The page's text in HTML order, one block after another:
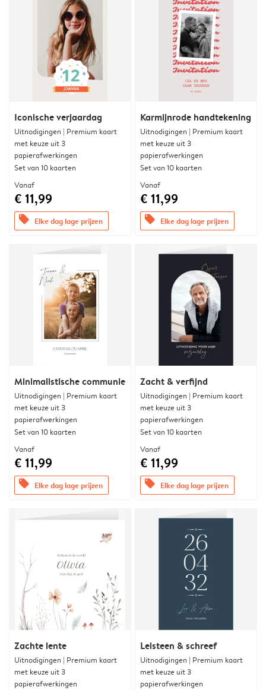
Iconische verjaardag
Uitnodigingen | Premium kaart
met keuze uit 3
papierafwerkingen
Set van 10 kaarten
Vanaf
€ 11,99
offers Elke dag lage prijzen
Karmijnrode handtekening
Uitnodigingen | Premium kaart
met keuze uit 3
papierafwerkingen
Set van 10 kaarten
Vanaf
€ 11,99
offers Elke dag lage prijzen
Minimalistische communie
Uitnodigingen | Premium kaart
met keuze uit 3
papierafwerkingen
Set van 10 kaarten
Vanaf
€ 11,99
offers Elke dag lage prijzen
Zacht & verfijnd
Uitnodigingen | Premium kaart
met keuze uit 3
papierafwerkingen
Set van 10 kaarten
Vanaf
€ 11,99
offers Elke dag lage prijzen
Zachte lente
Uitnodigingen | Premium kaart
met keuze uit 3
papierafwerkingen
Leisteen & schreef
Uitnodigingen | Premium kaart
met keuze uit 3
papierafwerkingen